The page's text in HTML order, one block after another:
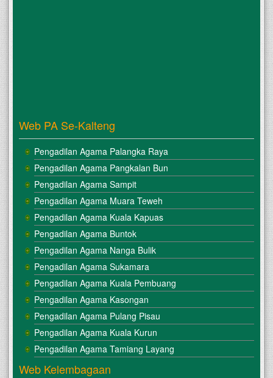
Web PA Se-Kalteng
Pengadilan Agama Palangka Raya
Pengadilan Agama Pangkalan Bun
Pengadilan Agama Sampit
Pengadilan Agama Muara Teweh
Pengadilan Agama Kuala Kapuas
Pengadilan Agama Buntok
Pengadilan Agama Nanga Bulik
Pengadilan Agama Sukamara
Pengadilan Agama Kuala Pembuang
Pengadilan Agama Kasongan
Pengadilan Agama Pulang Pisau
Pengadilan Agama Kuala Kurun
Pengadilan Agama Tamiang Layang
Web Kelembagaan